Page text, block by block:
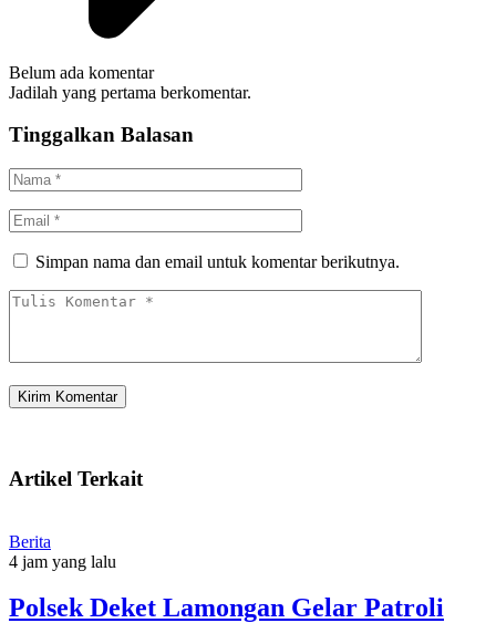
Belum ada komentar
Jadilah yang pertama berkomentar.
Tinggalkan Balasan
Simpan nama dan email untuk komentar berikutnya.
Artikel Terkait
Berita
4 jam yang lalu
Polsek Deket Lamongan Gelar Patroli